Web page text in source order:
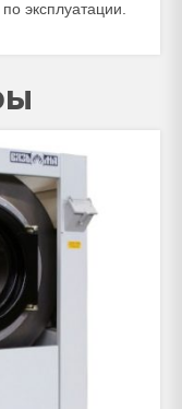
эксплуатации.